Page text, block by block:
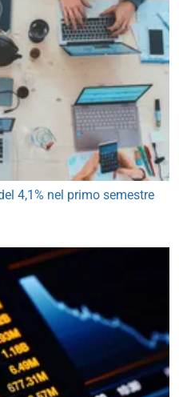
4,1% nel primo semestre